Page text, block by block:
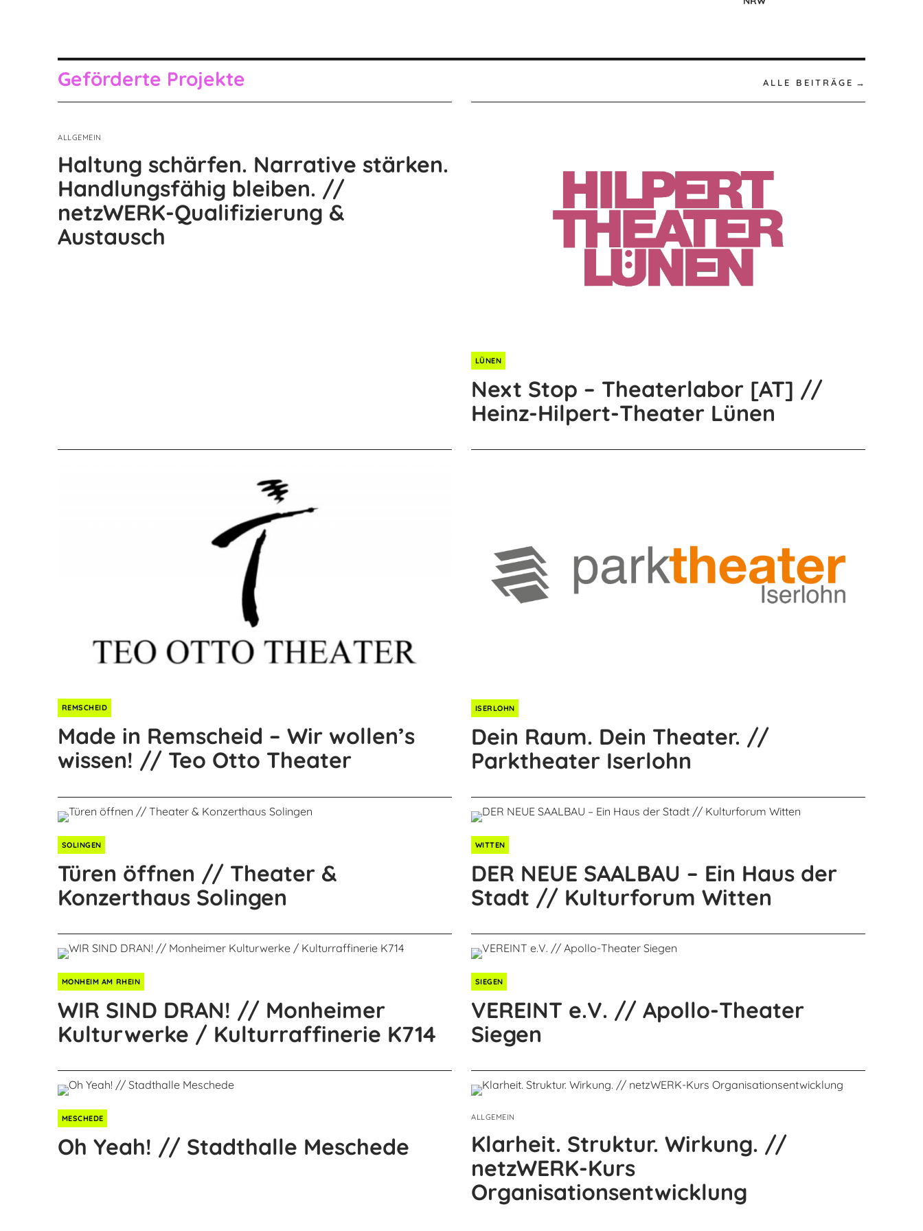
Geförderte Projekte ALLE BEITRÄGE
ALLGEMEIN
Haltung schärfen. Narrative stärken.
Handlungsfähig bleiben. //
netzWERK-Qualifizierung &
Austausch
LÜNEN
Next Stop – Theaterlabor [AT] //
Heinz-Hilpert-Theater Lünen
REMSCHEID
Made in Remscheid – Wir wollen’s
wissen! // Teo Otto Theater
ISERLOHN
Dein Raum. Dein Theater. //
Parktheater Iserlohn
SOLINGEN
Türen öffnen // Theater &
Konzerthaus Solingen
WITTEN
DER NEUE SAALBAU – Ein Haus der
Stadt // Kulturforum Witten
MONHEIM AM RHEIN
WIR SIND DRAN! // Monheimer
Kulturwerke / Kulturraffinerie K714
SIEGEN
VEREINT e.V. // Apollo-Theater
Siegen
MESCHEDE
Oh Yeah! // Stadthalle Meschede
ALLGEMEIN
Klarheit. Struktur. Wirkung. //
netzWERK-Kurs
Organisationsentwicklung